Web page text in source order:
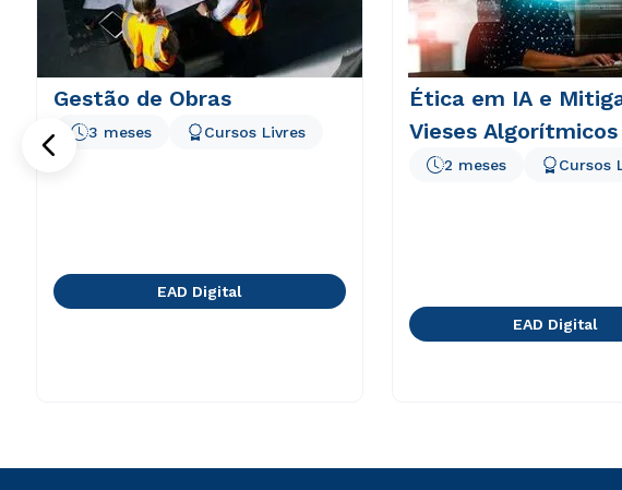
Gestão de Obras
3 meses Cursos Livres
EAD Digital
Ética em IA e
Vieses Algorítmicos
2 meses Cursos
EAD Digital